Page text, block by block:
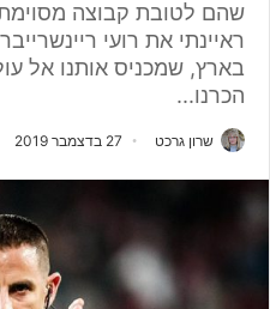
שהם לטובת קבוצה
ראיינתי את רועי
בארץ, שמכניס אותנו אל
הכרנו...
שרון גרכט 27 בדצמבר 2019